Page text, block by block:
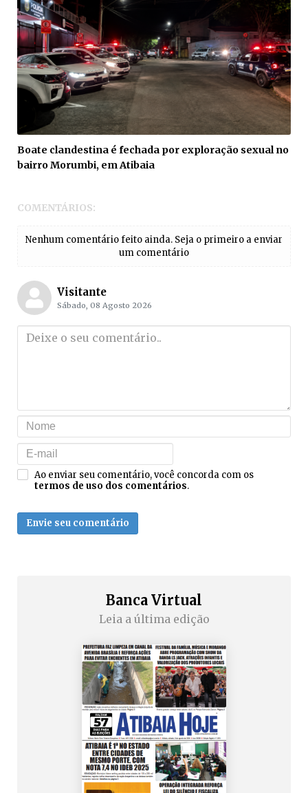
Boate clandestina é fechada por exploração sexual no
bairro Morumbi, em Atibaia
COMENTÁRIOS:
Nenhum comentário feito ainda. Seja o primeiro a enviar
um comentário
Visitante
Sábado, 08 Agosto 2026
Ao enviar seu comentário, você concorda com os
termos de uso dos comentários.
Envie seu comentário
Banca Virtual
Leia a última edição